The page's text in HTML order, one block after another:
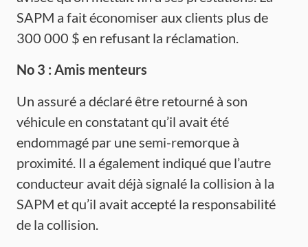
SAPM a fait économiser aux clients plus de
300 000 $ en refusant la réclamation.
No 3 : Amis menteurs
Un assuré a déclaré être retourné à son
véhicule en constatant qu’il avait été
endommagé par une semi-remorque à
proximité. Il a également indiqué que l’autre
conducteur avait déjà signalé la collision à la
SAPM et qu’il avait accepté la responsabilité
de la collision.